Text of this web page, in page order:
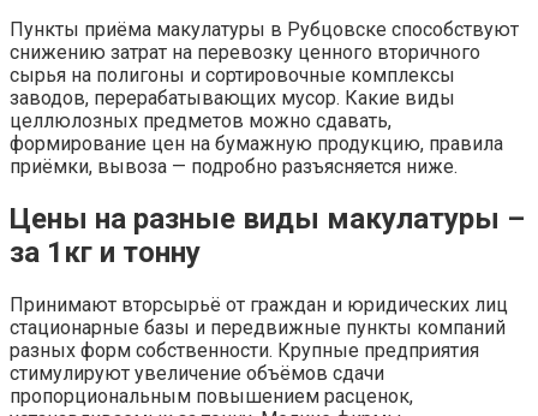
Пункты приёма макулатуры в Рубцовске способствуют
снижению затрат на перевозку ценного вторичного
сырья на полигоны и сортировочные комплексы
заводов, перерабатывающих мусор. Какие виды
целлюлозных предметов можно сдавать,
формирование цен на бумажную продукцию, правила
приёмки, вывоза — подробно разъясняется ниже.
Цены на разные виды макулатуры –
за 1кг и тонну
Принимают вторсырьё от граждан и юридических лиц
стационарные базы и передвижные пункты компаний
разных форм собственности. Крупные предприятия
стимулируют увеличение объёмов сдачи
пропорциональным повышением расценок,